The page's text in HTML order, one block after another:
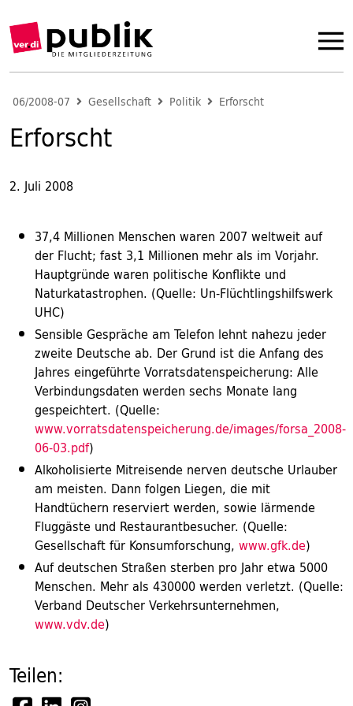
06/2008-07 Gesellschaft Politik Erforscht
Erforscht
2. Juli 2008
37,4 Millionen Menschen waren 2007 weltweit auf
der Flucht; fast 3,1 Millionen mehr als im Vorjahr.
Hauptgründe waren politische Konflikte und
Naturkatastrophen. (Quelle: Un-Flüchtlingshilfswerk
UHC)
Sensible Gespräche am Telefon lehnt nahezu jeder
zweite Deutsche ab. Der Grund ist die Anfang des
Jahres eingeführte Vorratsdatenspeicherung: Alle
Verbindungsdaten werden sechs Monate lang
gespeichtert. (Quelle:
www.vorratsdatenspeicherung.de/images/forsa_2008-
06-03.pdf)
Alkoholisierte Mitreisende nerven deutsche Urlauber
am meisten. Dann folgen Liegen, die mit
Handtüchern reserviert werden, sowie lärmende
Fluggäste und Restaurantbesucher. (Quelle:
Gesellschaft für Konsumforschung, www.gfk.de)
Auf deutschen Straßen sterben pro Jahr etwa 5000
Menschen. Mehr als 430000 werden verletzt. (Quelle:
Verband Deutscher Verkehrsunternehmen,
www.vdv.de)
Teilen: